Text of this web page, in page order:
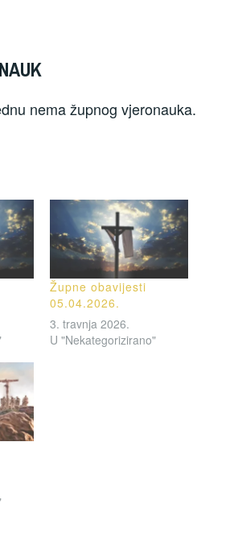
nema župnog vjeronauka.
Župne obavijesti
05.04.2026.
3. travnja 2026.
U "Nekategorizirano"